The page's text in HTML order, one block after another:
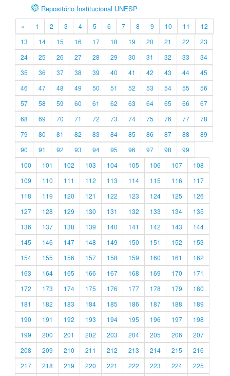
Repositório Institucional UNESP
« 1 2 3 4 5 6 7 8 9 10 11
12
13
14 15 16 17 18 19 20 21 22
23
24
25 26 27 28 29 30 31 32 33
34
35
36 37 38 39 40 41 42 43 44
45
46
47 48 49 50 51 52 53 54 55
56
57
58 59 60 61 62 63 64 65 66
67
68
69 70 71 72 73 74 75 76 77
78
79
80 81 82 83 84 85 86 87 88
89
90
91 92 93 94 95 96 97 98
99
100
101 102 103 104 105 106 107
108
109
110 111 112 113 114 115 116
117
118
119 120 121 122 123 124 125
126
127
128 129 130 131 132 133 134
135
136
137 138 139 140 141 142 143
144
145
146 147 148 149 150 151 152
153
154
155 156 157 158 159 160 161
162
163
164 165 166 167 168 169 170
171
172
173 174 175 176 177 178 179
180
181
182 183 184 185 186 187 188
189
190
191 192 193 194 195 196 197
198
199
200 201 202 203 204 205 206
207
208
209 210 211 212 213 214 215
216
217
218 219 220 221 222 223 224
225